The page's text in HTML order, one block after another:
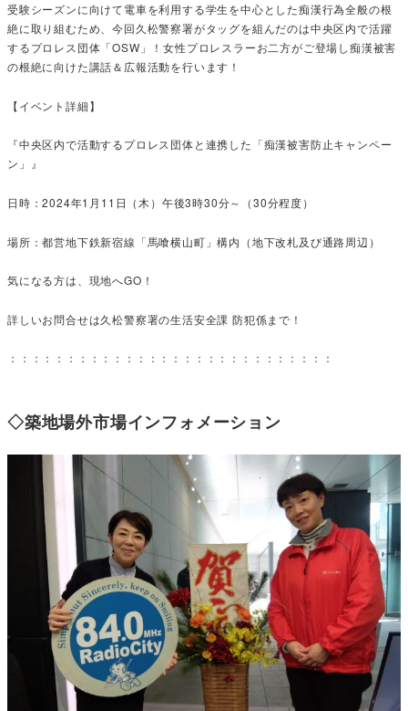
受験シーズンに向けて電車を利用する学生を中心とした痴漢行為全般の根
絶に取り組むため、今回久松警察署がタッグを組んだのは中央区内で活躍
するプロレス団体「OSW」！女性プロレスラーお二方がご登場し痴漢被害
の根絶に向けた講話＆広報活動を行います！
【イベント詳細】
『中央区内で活動するプロレス団体と連携した「痴漢被害防止キャンペー
ン」』
日時：2024年1月11日（木）午後3時30分～（30分程度）
場所：都営地下鉄新宿線「馬喰横山町」構内（地下改札及び通路周辺）
気になる方は、現地へGO！
詳しいお問合せは久松警察署の生活安全課 防犯係まで！
：：：：：：：：：：：：：：：：：：：：：：：：：：：：
◇築地場外市場インフォメーション